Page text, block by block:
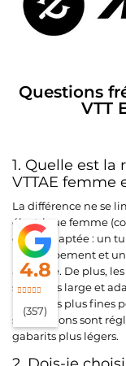
Questions
VTT
1. Quelle est
VTTAE femme
La différence ne se
électrique femme
cadre adaptée : un
l'enjambement et
allongée. De plus,
selle plus large et
poignées plus fines
suspensions sont
gabarits plus légers.
4.8
(357)